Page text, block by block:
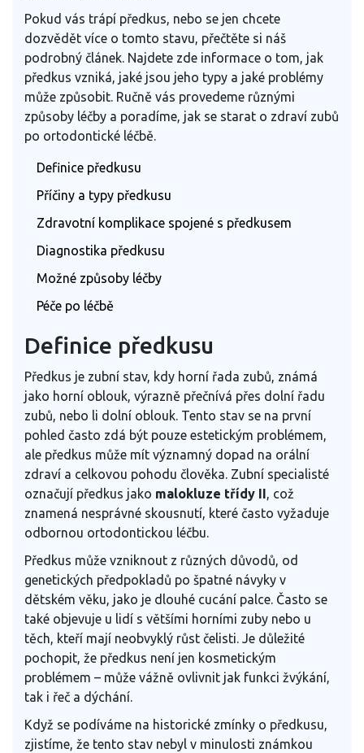
Pokud vás trápí předkus, nebo se jen chcete
dozvědět více o tomto stavu, přečtěte si náš
podrobný článek. Najdete zde informace o tom, jak
předkus vzniká, jaké jsou jeho typy a jaké problémy
může způsobit. Ručně vás provedeme různými
způsoby léčby a poradíme, jak se starat o zdraví zubů
po ortodontické léčbě.
Definice předkusu
Příčiny a typy předkusu
Zdravotní komplikace spojené s předkusem
Diagnostika předkusu
Možné způsoby léčby
Péče po léčbě
Definice předkusu
Předkus je zubní stav, kdy horní řada zubů, známá
jako horní oblouk, výrazně přečnívá přes dolní řadu
zubů, nebo li dolní oblouk. Tento stav se na první
pohled často zdá být pouze estetickým problémem,
ale předkus může mít významný dopad na orální
zdraví a celkovou pohodu člověka. Zubní specialisté
označují předkus jako malokluze třídy II, což
znamená nesprávné skousnutí, které často vyžaduje
odbornou ortodontickou léčbu.
Předkus může vzniknout z různých důvodů, od
genetických předpokladů po špatné návyky v
dětském věku, jako je dlouhé cucání palce. Často se
také objevuje u lidí s většími horními zuby nebo u
těch, kteří mají neobvyklý růst čelisti. Je důležité
pochopit, že předkus není jen kosmetickým
problémem – může vážně ovlivnit jak funkci žvýkání,
tak i řeč a dýchání.
Když se podíváme na historické zmínky o předkusu,
zjistíme, že tento stav nebyl v minulosti známkou